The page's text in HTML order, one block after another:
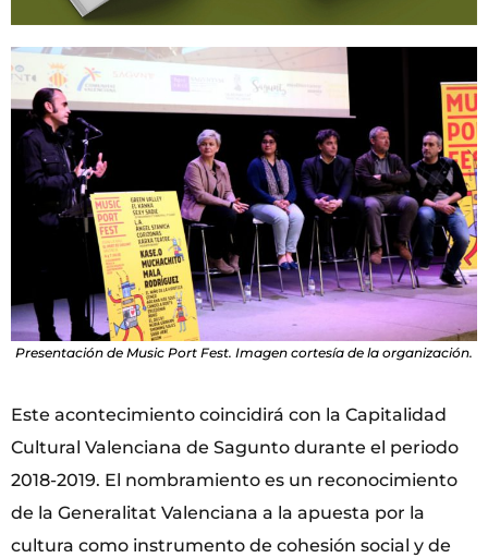
Presentación de Music Port Fest. Imagen cortesía de la organización.
Este acontecimiento coincidirá con la Capitalidad
Cultural Valenciana de Sagunto durante el periodo
2018-2019. El nombramiento es un reconocimiento
de la Generalitat Valenciana a la apuesta por la
cultura como instrumento de cohesión social y de